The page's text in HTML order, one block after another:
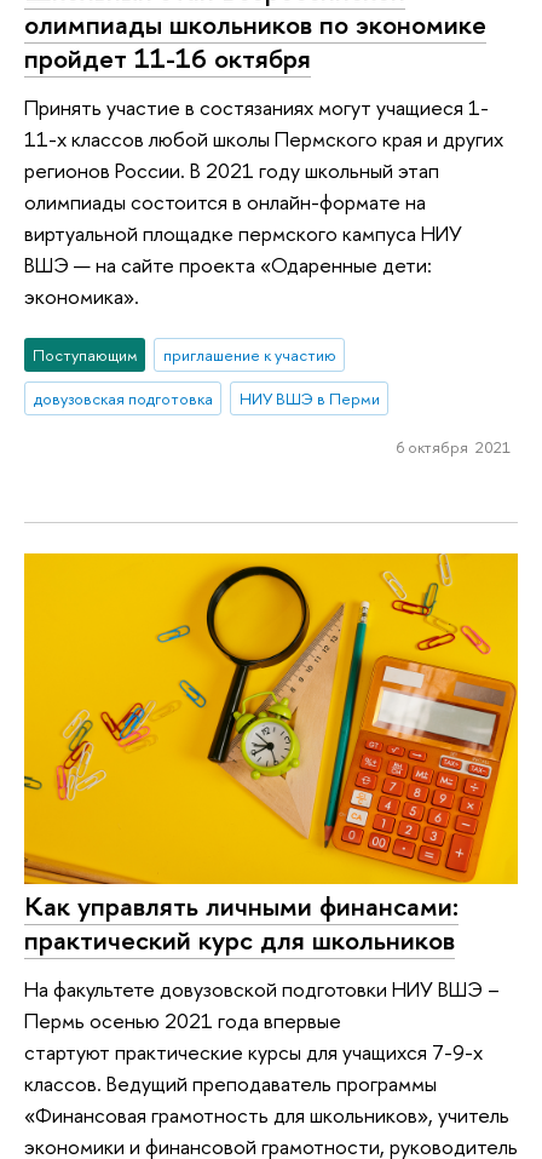
олимпиады школьников по экономике
пройдет 11-16 октября
Принять участие в состязаниях могут учащиеся 1-
11-х классов любой школы Пермского края и других
регионов России. В 2021 году школьный этап
олимпиады состоится в онлайн-формате на
виртуальной площадке пермского кампуса НИУ
ВШЭ — на сайте проекта «Одаренные дети:
экономика».
Поступающим
приглашение к участию
довузовская подготовка
НИУ ВШЭ в Перми
6 октября 2021
Как управлять личными финансами:
практический курс для школьников
На факультете довузовской подготовки НИУ ВШЭ –
Пермь осенью 2021 года впервые
стартуют практические курсы для учащихся 7-9-х
классов. Ведущий преподаватель программы
«Финансовая грамотность для школьников», учитель
экономики и финансовой грамотности, руководитель